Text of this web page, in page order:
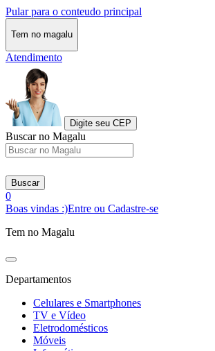
Pular para o conteudo principal
Tem no magalu
Atendimento
Digite seu CEP
Buscar no Magalu
Buscar
0
Boas vindas :)Entre ou Cadastre-se
Tem no Magalu
Departamentos
Celulares e Smartphones
TV e Vídeo
Eletrodomésticos
Móveis